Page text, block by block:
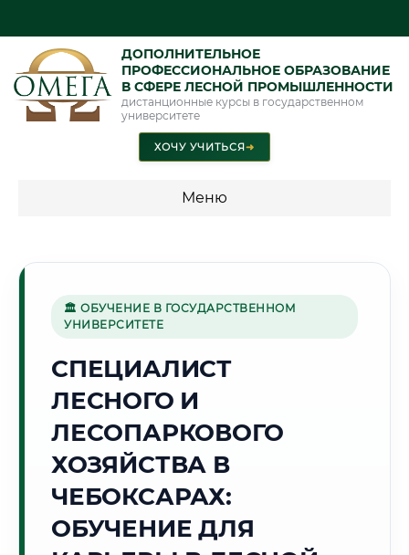
ДОПОЛНИТЕЛЬНОЕ
ПРОФЕССИОНАЛЬНОЕ ОБРАЗОВАНИЕ
В СФЕРЕ ЛЕСНОЙ ПРОМЫШЛЕННОСТИ
дистанционные курсы в государственном
университете
ХОЧУ УЧИТЬСЯ➜
Меню
промышленность"
🌿
Г. ЧЕБОКСАРЫ
Точное местное время:
04:30:47
Четверг, 6 Августа
Погода в г. Чебоксары:☁️
🏛 ОБУЧЕНИЕ В ГОСУДАРСТВЕННОМ
УНИВЕРСИТЕТЕ
СПЕЦИАЛИСТ
ЛЕСНОГО И
ЛЕСОПАРКОВОГО
ХОЗЯЙСТВА В
ЧЕБОКСАРАХ:
ОБУЧЕНИЕ ДЛЯ